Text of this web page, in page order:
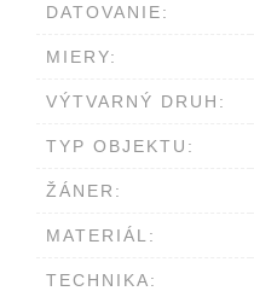
DATOVANIE:
MIERY:
VÝTVARNÝ DRUH:
TYP OBJEKTU:
ŽÁNER:
MATERIÁL:
TECHNIKA: